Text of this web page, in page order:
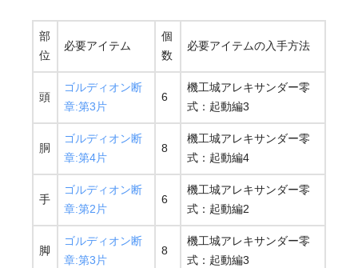
部
位
必要アイテム
個
数
必要アイテムの入手方法
頭
ゴルディオン断
章:第3片
6
機工城アレキサンダー零
式：起動編3
胴
ゴルディオン断
章:第4片
8
機工城アレキサンダー零
式：起動編4
手
ゴルディオン断
章:第2片
6
機工城アレキサンダー零
式：起動編2
脚
ゴルディオン断
章:第3片
8
機工城アレキサンダー零
式：起動編3